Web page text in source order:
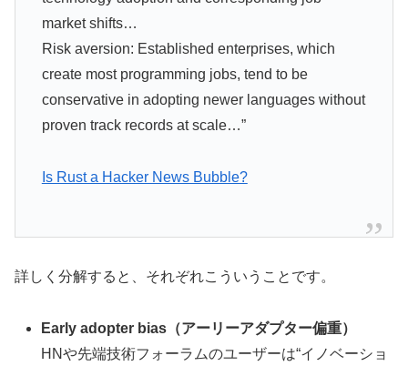
market shifts…
Risk aversion: Established enterprises, which
create most programming jobs, tend to be
conservative in adopting newer languages without
proven track records at scale…”
Is Rust a Hacker News Bubble?
詳しく分解すると、それぞれこういうことです。
Early adopter bias（アーリーアダプター偏重）
HNや先端技術フォーラムのユーザーは“イノベーショ